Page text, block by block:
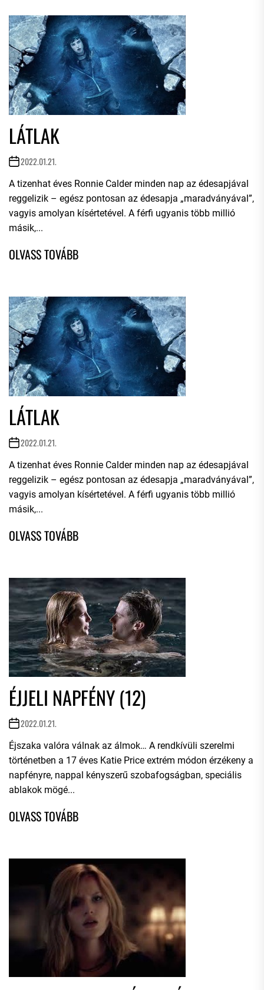
LÁTLAK
2022.01.21.
A tizenhat éves Ronnie Calder minden nap az édesapjával
reggelizik – egész pontosan az édesapja „maradványával”,
vagyis amolyan kísértetével. A férfi ugyanis több millió
másik,...
LÁTLAK
2022.01.21.
A tizenhat éves Ronnie Calder minden nap az édesapjával
reggelizik – egész pontosan az édesapja „maradványával”,
vagyis amolyan kísértetével. A férfi ugyanis több millió
másik,...
ÉJJELI NAPFÉNY (12)
2022.01.21.
Éjszaka valóra válnak az álmok… A rendkívüli szerelmi
történetben a 17 éves Katie Price extrém módon érzékeny a
napfényre, nappal kényszerű szobafogságban, speciális
ablakok mögé...